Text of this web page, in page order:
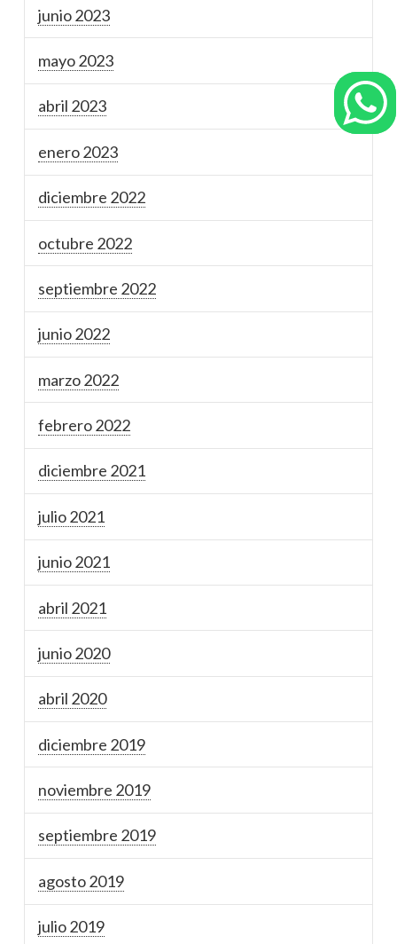
junio 2023
mayo 2023
abril 2023
enero 2023
diciembre 2022
octubre 2022
septiembre 2022
junio 2022
marzo 2022
febrero 2022
diciembre 2021
julio 2021
junio 2021
abril 2021
junio 2020
abril 2020
diciembre 2019
noviembre 2019
septiembre 2019
agosto 2019
julio 2019